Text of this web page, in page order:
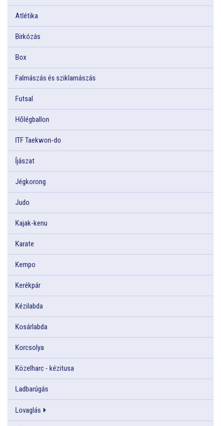
Atlétika
Birkózás
Box
Falmászás és sziklamászás
Futsal
Hőlégballon
ITF Taekwon-do
Íjászat
Jégkorong
Judo
Kajak-kenu
Karate
Kempo
Kerékpár
Kézilabda
Kosárlabda
Korcsolya
Közelharc - kézitusa
Ladbarúgás
Lovaglás